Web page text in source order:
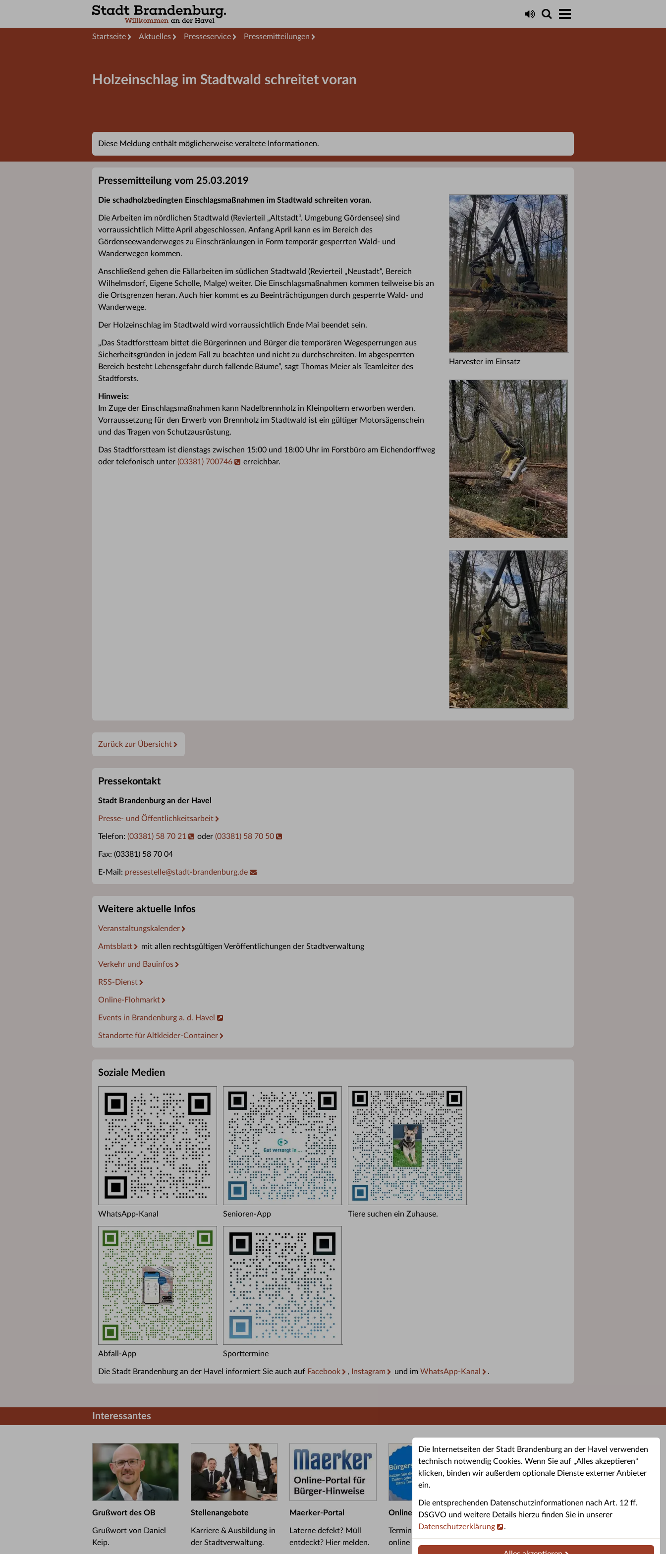
Die Internetseiten der Stadt Brandenburg an der Havel verwenden
technisch notwendig Cookies. Wenn Sie auf „Alles akzeptieren“
klicken, binden wir außerdem optionale Dienste externer Anbieter
ein.
Die entsprechenden Datenschutzinformationen nach Art. 12 ff.
DSGVO und weitere Details hierzu finden Sie in unserer
Datenschutzerklärung
.
Startseite Aktuelles Presseservice Pressemitteilungen
Holzeinschlag im Stadtwald schreitet voran
Diese Meldung enthält möglicherweise veraltete Informationen.
Pressemitteilung vom 25.03.2019
Harvester im Einsatz
Die schadholzbedingten Einschlagsmaßnahmen im Stadtwald schreiten voran.
Die Arbeiten im nördlichen Stadtwald (Revierteil „Altstadt“, Umgebung Gördensee) sind
vorraussichtlich Mitte April abgeschlossen. Anfang April kann es im Bereich des
Gördenseewanderweges zu Einschränkungen in Form temporär gesperrten Wald- und
Wanderwegen kommen.
Anschließend gehen die Fällarbeiten im südlichen Stadtwald (Revierteil „Neustadt“, Bereich
Wilhelmsdorf, Eigene Scholle, Malge) weiter. Die Einschlagsmaßnahmen kommen teilweise bis an
die Ortsgrenzen heran. Auch hier kommt es zu Beeinträchtigungen durch gesperrte Wald- und
Wanderwege.
Der Holzeinschlag im Stadtwald wird vorraussichtlich Ende Mai beendet sein.
„Das Stadtforstteam bittet die Bürgerinnen und Bürger die temporären Wegesperrungen aus
Sicherheitsgründen in jedem Fall zu beachten und nicht zu durchschreiten. Im abgesperrten
Bereich besteht Lebensgefahr durch fallende Bäume“, sagt Thomas Meier als Teamleiter des
Stadtforsts.
Hinweis:
Im Zuge der Einschlagsmaßnahmen kann Nadelbrennholz in Kleinpoltern erworben werden.
Vorraussetzung für den Erwerb von Brennholz im Stadtwald ist ein gültiger Motorsägenschein
und das Tragen von Schutzausrüstung.
Das Stadtforstteam ist dienstags zwischen 15:00 und 18:00 Uhr im Forstbüro am Eichendorffweg
oder telefonisch unter (03381) 700746 erreichbar.
Zurück zur Übersicht
Pressekontakt
Stadt Brandenburg an der Havel
Presse- und Öffentlichkeitsarbeit
Telefon: (03381) 58 70 21 oder (03381) 58 70 50
Fax: (03381) 58 70 04
E-Mail: pressestelle@stadt-brandenburg.de
Weitere aktuelle Infos
Veranstaltungskalender
Amtsblatt mit allen rechtsgültigen Veröffentlichungen der Stadtverwaltung
Verkehr und Bauinfos
RSS-Dienst
Online-Flohmarkt
Events in Brandenburg a. d. Havel
Standorte für Altkleider-Container
Soziale Medien
WhatsApp-Kanal Senioren-App Tiere suchen ein Zuhause.
Abfall-App Sporttermine
Die Stadt Brandenburg an der Havel informiert Sie auch auf Facebook , Instagram und im WhatsApp-Kanal .
Interessantes
Grußwort des OB
Grußwort von Daniel
Keip.
Stellenangebote
Karriere & Ausbildung in
der Stadtverwaltung.
Maerker-Portal
Laterne defekt? Müll
entdeckt? Hier melden.
Online-Terminbuchung
Termin im Bürgerservice
online vereinbaren.
Altkleider-Container
Standorte für Altkleider-
Sporttermine